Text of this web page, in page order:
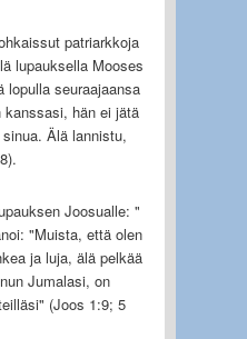
patriarkkoja
lupauksella Mooses
lopulla seuraajaansa
hän ei jätä
Älä lannistu,
Joosualle: "
"Muista, että olen
ja luja, älä pelkää
Jumalasi, on
(Joos 1:9; 5